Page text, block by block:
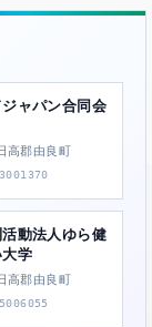
ャパン合同会
高郡由良町
動法人ゆら健
学
高郡由良町